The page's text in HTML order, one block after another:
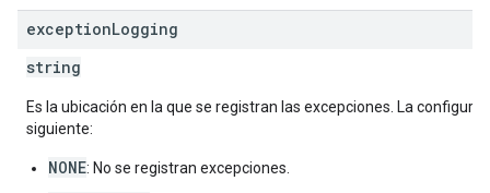
exceptionLogging
string
Es la ubicación en la que se registran las excepciones. La
siguiente:
NONE: No se registran excepciones.